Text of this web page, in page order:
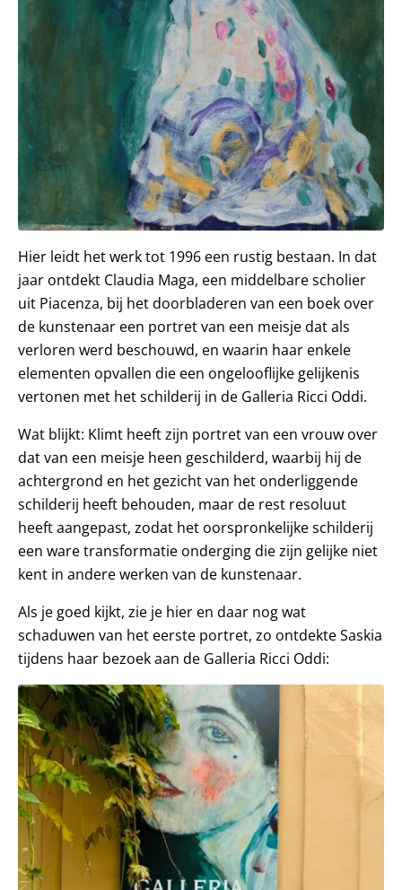
Hier leidt het werk tot 1996 een rustig bestaan. In dat
jaar ontdekt Claudia Maga, een middelbare scholier
uit Piacenza, bij het doorbladeren van een boek over
de kunstenaar een portret van een meisje dat als
verloren werd beschouwd, en waarin haar enkele
elementen opvallen die een ongelooflijke gelijkenis
vertonen met het schilderij in de Galleria Ricci Oddi.
Wat blijkt: Klimt heeft zijn portret van een vrouw over
dat van een meisje heen geschilderd, waarbij hij de
achtergrond en het gezicht van het onderliggende
schilderij heeft behouden, maar de rest resoluut
heeft aangepast, zodat het oorspronkelijke schilderij
een ware transformatie onderging die zijn gelijke niet
kent in andere werken van de kunstenaar.
Als je goed kijkt, zie je hier en daar nog wat
schaduwen van het eerste portret, zo ontdekte Saskia
tijdens haar bezoek aan de Galleria Ricci Oddi: